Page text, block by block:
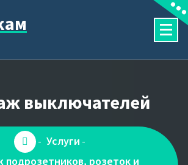
выключателей
- Услуги -
подрозетников, розеток и